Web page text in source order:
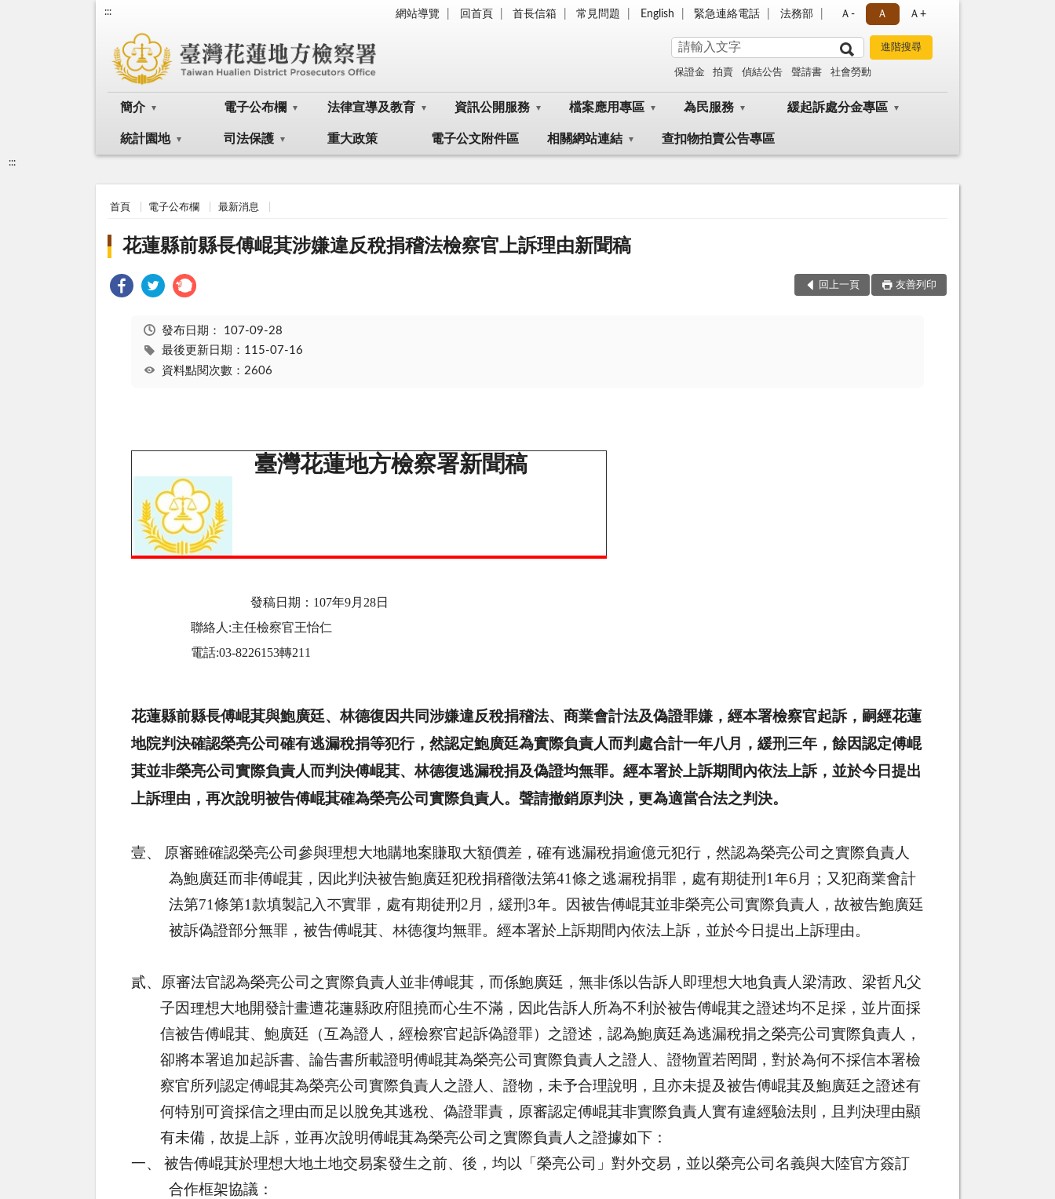
::: 網站導覽 回首頁 首長信箱 常見問題 English 緊急連絡電話 法務部 Ａ- Ａ Ａ+
保證金 拍賣 偵結公告 聲請書 社會勞動
簡介 電子公布欄 法律宣導及教育 資訊公開服務 檔案應用專區 為民服務 緩起訴處分金專區
統計園地 司法保護 重大政策 電子公文附件區 相關網站連結 查扣物拍賣公告專區
:::
首頁 電子公布欄 最新消息
花蓮縣前縣長傅崐萁涉嫌違反稅捐稽法檢察官上訴理由新聞稿
回上一頁 友善列印
發布日期： 107-09-28
最後更新日期：115-07-16
資料點閱次數：2606
臺灣花蓮地方檢察署新聞稿
發稿日期： 107年9月28日
聯絡人:主任檢察官王怡仁
電話:03-8226153轉211
花蓮縣前縣長傅崐萁與鮑廣廷、林德復因共同涉嫌違反稅捐稽法、商業會計法及偽證罪嫌，經本署檢察官起訴，嗣經花蓮
地院判決確認榮亮公司確有逃漏稅捐等犯行，然認定鮑廣廷為實際負責人而判處合計一年八月，緩刑三年，餘因認定傅崐
萁並非榮亮公司實際負責人而判決傅崐萁、林德復逃漏稅捐及偽證均無罪。經本署於上訴期間內依法上訴，並於今日提出
上訴理由，再次說明被告傅崐萁確為榮亮公司實際負責人。聲請撤銷原判決，更為適當合法之判決。
壹、 原審雖確認榮亮公司參與理想大地購地案賺取大額價差，確有逃漏稅捐逾億元犯行，然認為榮亮公司之實際負責人
為鮑廣廷而非傅崐萁，因此判決被告鮑廣廷犯稅捐稽徵法第41條之逃漏稅捐罪，處有期徒刑 1年6月；又犯商業會計
法第71條第1款填製記入不實罪，處有期徒刑 2月，緩刑 3年。因被告傅崐萁並非榮亮公司實際負責人，故被告鮑廣廷
被訴偽證部分無罪，被告傅崐萁、林德復均無罪。 經本署於上訴期間內依法上訴，並於今日提出上訴理由。
貳、 原審法官認為榮亮公司之實際負責人並非傅崐萁，而係鮑廣廷，無非係以告訴人即理想大地負責人梁清政、梁哲凡父
子因理想大地開發計畫遭花蓮縣政府阻撓而心生不滿，因此告訴人所為不利於被告傅崐萁之證述均不足採，並片面採
信被告傅崐萁、鮑廣廷（互為證人，經檢察官起訴偽證罪）之證述，認為鮑廣廷為逃漏稅捐之榮亮公司實際負責人，
卻將本署追加起訴書、論告書所載證明傅崐萁為榮亮公司實際負責人之證人、證物置若罔聞，對於為何不採信本署檢
察官所列認定傅崐萁為榮亮公司實際負責人之證人、證物，未予合理說明，且亦未提及被告傅崐萁及鮑廣廷之證述有
何特別可資採信之理由而足以脫免其逃稅、偽證罪責，原審認定傅崐萁非實際負責人實有違經驗法則，且判決理由顯
有未備，故提上訴，並再次說明傅崐萁為榮亮公司之實際負責人之證據如下：
一、
被告傅崐萁於理想大地土地交易案發生之前、後，均以「榮亮公司」對外交易，並以榮亮公司名義與大陸官方簽訂
合作框架協議：